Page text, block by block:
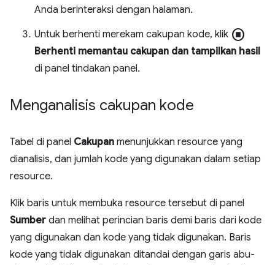
Anda berinteraksi dengan halaman.
Untuk berhenti merekam cakupan kode, klik stop_circle
Berhenti memantau cakupan dan tampilkan hasil
di panel tindakan panel.
Menganalisis cakupan kode
Tabel di panel Cakupan menunjukkan resource yang
dianalisis, dan jumlah kode yang digunakan dalam setiap
resource.
Klik baris untuk membuka resource tersebut di panel
Sumber dan melihat perincian baris demi baris dari kode
yang digunakan dan kode yang tidak digunakan. Baris
kode yang tidak digunakan ditandai dengan garis abu-